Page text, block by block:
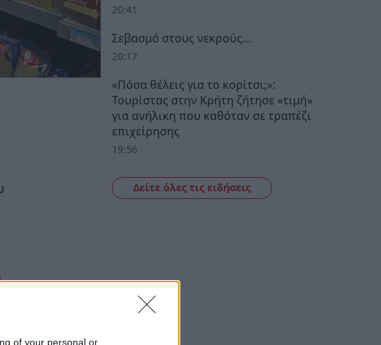
of your personal or
20:41
Σεβασμό στους νεκρούς…
20:17
«Πόσα θέλεις για το κορίτσι;»:
Τουρίστας στην Κρήτη ζήτησε «τιμή»
για ανήλικη που καθόταν σε τραπέζι
επιχείρησης
19:56
Δείτε όλες τις ειδήσεις